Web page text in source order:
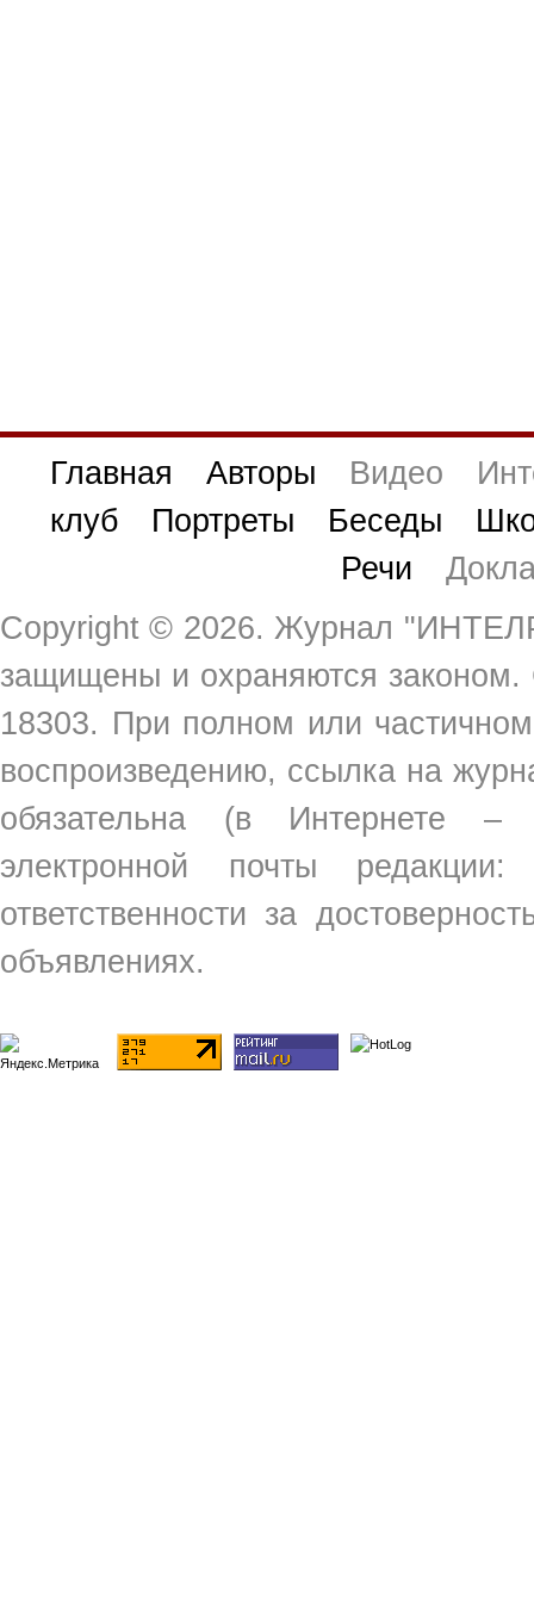
Главная Авторы Видео
клуб
Портреты Беседы
Речи
Copyright © 2026. Журнал
защищены и охраняются
18303. При полном или
воспроизведению, ссылка на
обязательна (в Интернете
электронной почты
ответственности за
объявлениях.